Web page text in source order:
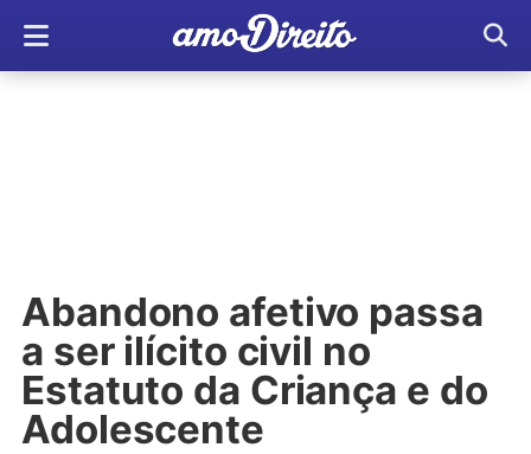
Abandono afetivo passa
a ser ilícito civil no
Estatuto da Criança e do
Adolescente